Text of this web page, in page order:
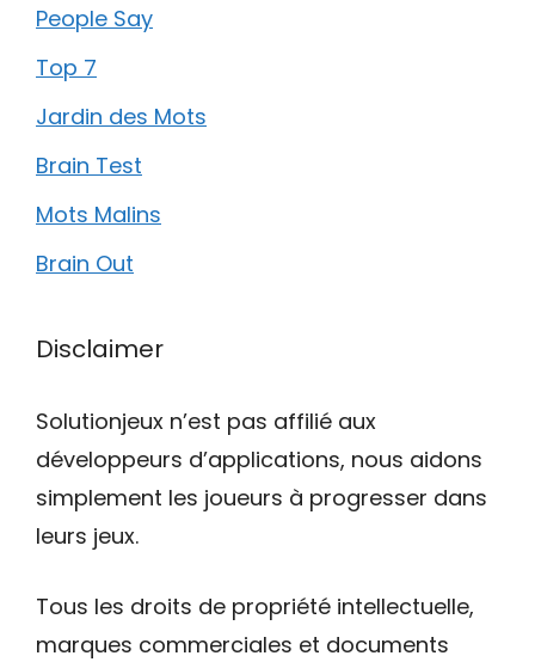
People Say
Top 7
Jardin des Mots
Brain Test
Mots Malins
Brain Out
Disclaimer
Solutionjeux n’est pas affilié aux
développeurs d’applications, nous aidons
simplement les joueurs à progresser dans
leurs jeux.
Tous les droits de propriété intellectuelle,
marques commerciales et documents